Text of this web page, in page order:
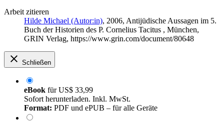
Arbeit zitieren
Hilde Michael (Autor:in), 2006, Antijüdische Aussagen im 5.
Buch der Historien des P. Cornelius Tacitus , München,
GRIN Verlag, https://www.grin.com/document/80648
Schließen
eBook fürUS$ 33,99
Sofort herunterladen. Inkl. MwSt.
Format: PDF und ePUB – für alle Geräte